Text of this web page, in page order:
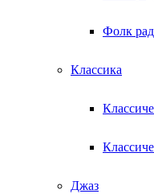
Фолк
Классика
Джаз